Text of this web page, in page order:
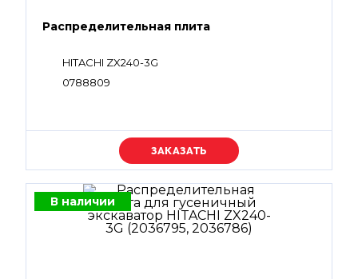
Распределительная плита
HITACHI ZX240-3G
0788809
Уточняйте цену
В наличии